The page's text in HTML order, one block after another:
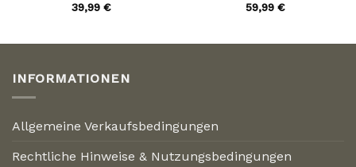
39,99 €
59,99 €
INFORMATIONEN
Allgemeine Verkaufsbedingungen
Rechtliche Hinweise & Nutzungsbedingungen